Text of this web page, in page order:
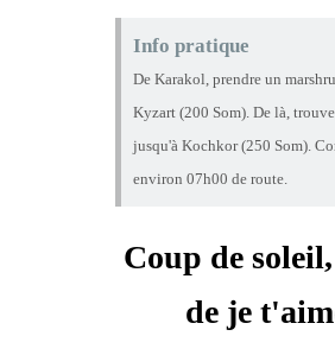
Info pratique
De Karakol, prendre un
Kyzart (200 Som). De là,
jusqu'à Kochkor (250 Som).
environ 07h00 de route.
Coup de
de je